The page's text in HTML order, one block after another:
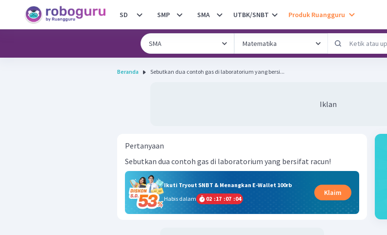
SD SMP SMA UTBK/SNBT Produk Ruangguru
Beranda Sebutkan dua contoh gas di laboratorium yang bersi...
Iklan
Pertanyaan
Sebutkan dua contoh gas di laboratorium yang bersifat racun!
Ikuti Tryout SNBT & Menangkan E-Wallet 100rb
Habis dalam
02 :17 :07 :04
Klaim